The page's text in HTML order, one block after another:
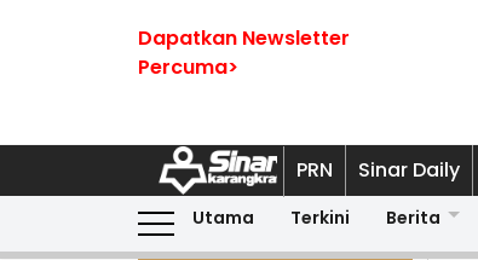
Dapatkan Newsletter
Percuma>
PRN Sinar Daily
Utama Terkini Berita